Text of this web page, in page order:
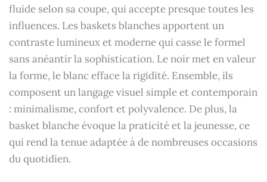
fluide selon sa coupe, qui accepte presque toutes les
influences. Les baskets blanches apportent un
contraste lumineux et moderne qui casse le formel
sans anéantir la sophistication. Le noir met en valeur
la forme, le blanc efface la rigidité. Ensemble, ils
composent un langage visuel simple et contemporain
: minimalisme, confort et polyvalence. De plus, la
basket blanche évoque la praticité et la jeunesse, ce
qui rend la tenue adaptée à de nombreuses occasions
du quotidien.